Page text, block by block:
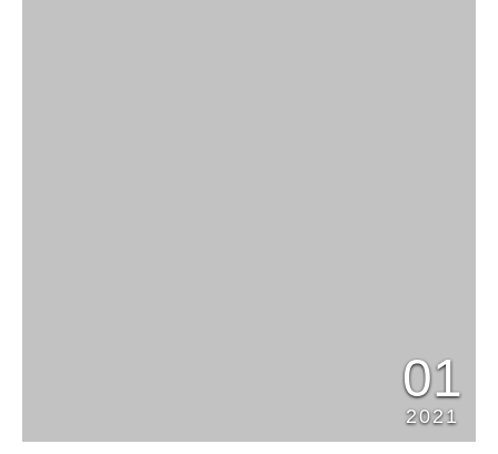
01
2021